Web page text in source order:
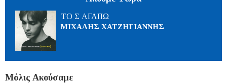
ΤΟ Σ ΑΓΑΠΩ
ΜΙΧΑΛΗΣ ΧΑΤΖΗΓΙΑΝΝΗΣ
Μόλις Ακούσαμε